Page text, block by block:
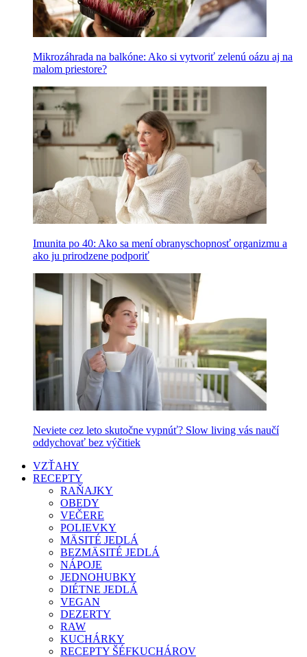
Mikrozáhrada na balkóne: Ako si vytvoriť zelenú oázu aj na
malom priestore?
Imunita po 40: Ako sa mení obranyschopnosť organizmu a
ako ju prirodzene podporiť
Neviete cez leto skutočne vypnúť? Slow living vás naučí
oddychovať bez výčitiek
VZŤAHY
RECEPTY
RAŇAJKY
OBEDY
VEČERE
POLIEVKY
MÄSITÉ JEDLÁ
BEZMÄSITÉ JEDLÁ
NÁPOJE
JEDNOHUBKY
DIÉTNE JEDLÁ
VEGAN
DEZERTY
RAW
KUCHÁRKY
RECEPTY ŠÉFKUCHÁROV